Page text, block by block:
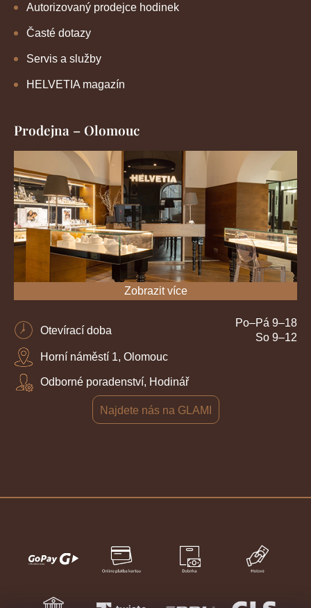
Autorizovaný prodejce hodinek
Časté dotazy
Servis a služby
HELVETIA magazín
Prodejna – Olomouc
Zobrazit více
Otevírací doba
Po–Pá 9–18
So 9–12
Horní náměstí 1, Olomouc
Odborné poradenství, Hodinář
Najdete nás na GLAMI